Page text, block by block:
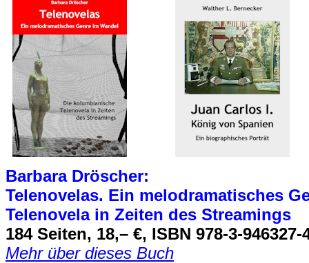
Barbara Dröscher:
Telenovelas. Ein melodramatisches
Telenovela in Zeiten des Streamings
184 Seiten, 18,– €, ISBN 978-3-946327-
Mehr über dieses Buch